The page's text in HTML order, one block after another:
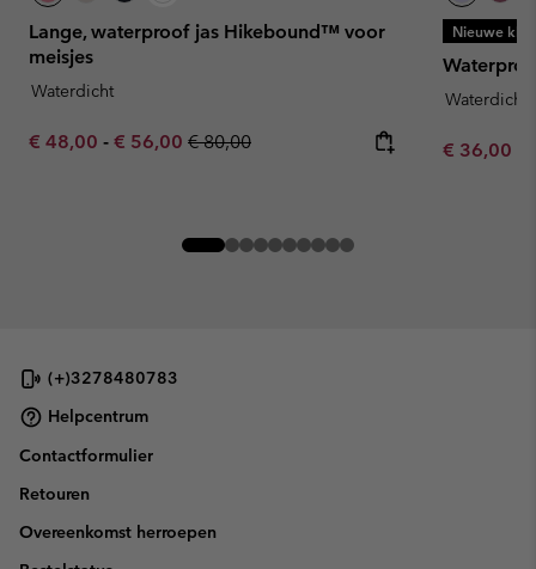
Lange, waterproof jas Hikebound™ voor
meisjes
Waterdicht
Minimum sale price:
€ 48,00 - Maximum sale price:
€ 56,00 Regular price:
€ 80,00
Nieuwe
Waterdicht
Minimum
€ 36,00
(+)3278480783
Helpcentrum
Contactformulier
Retouren
Overeenkomst herroepen